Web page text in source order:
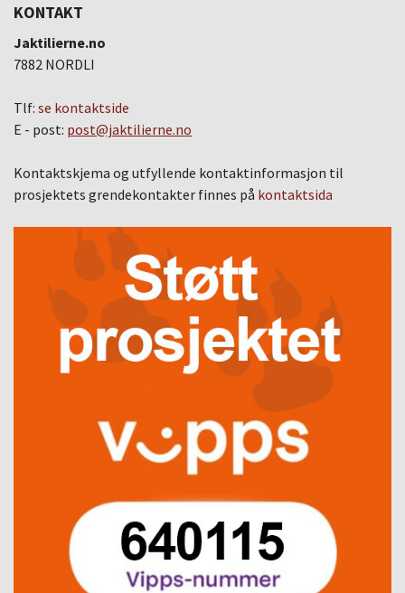
KONTAKT
Jaktilierne.no
7882 NORDLI
Tlf: se kontaktside
E - post: post@jaktilierne.no
Kontaktskjema og utfyllende kontaktinformasjon til
prosjektets grendekontakter finnes på kontaktsida